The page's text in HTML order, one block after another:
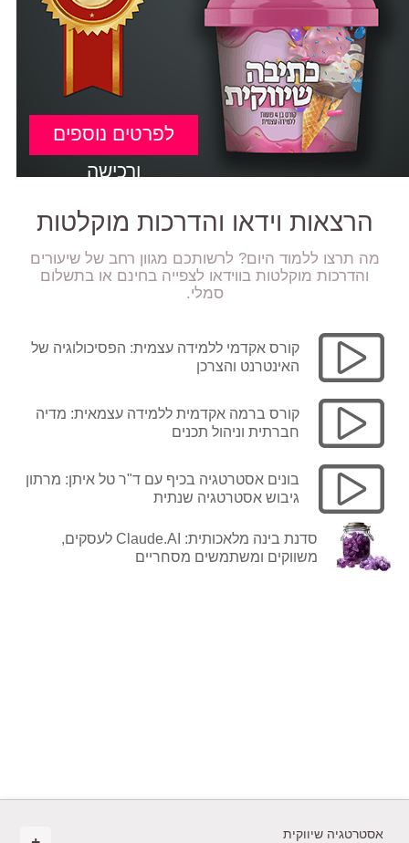
לפרטים נוספים
ורכישה
הרצאות וידאו והדרכות מוקלטות
מה תרצו ללמוד היום? לרשותכם מגוון רחב של שיעורים
והדרכות מוקלטות בווידאו לצפייה בחינם או בתשלום
סמלי.
קורס אקדמי ללמידה עצמית: הפסיכולוגיה של
האינטרנט והצרכן
קורס ברמה אקדמית ללמידה עצמאית: מדיה
חברתית וניהול תכנים
בונים אסטרטגיה בכיף עם ד"ר טל איתן: מרתון
גיבוש אסטרטגיה שנתית
סדנת בינה מלאכותית: Claude.AI לעסקים,
משווקים ומשתמשים מסחריים
אסטרטגיה שיווקית